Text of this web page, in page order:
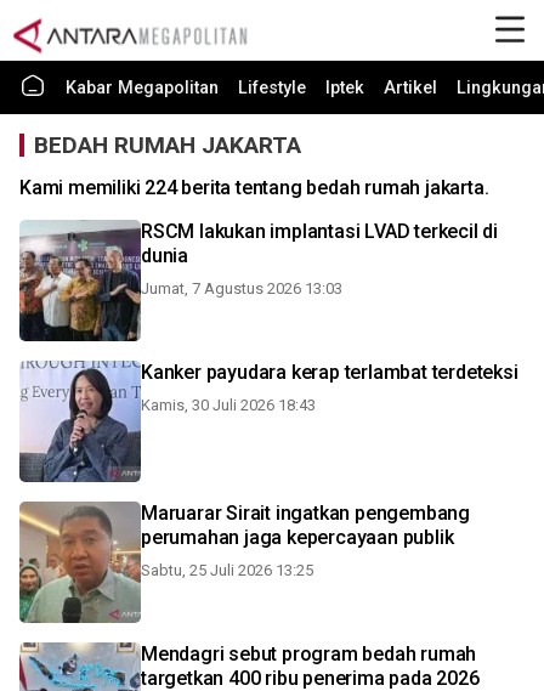
Kabar Megapolitan Lifestyle Iptek Artikel
BEDAH RUMAH JAKARTA
Kami memiliki 224 berita tentang bedah rumah jakarta.
RSCM lakukan implantasi LVAD terkecil di
dunia
Jumat, 7 Agustus 2026 13:03
Kanker payudara kerap terlambat terdeteksi
Kamis, 30 Juli 2026 18:43
Maruarar Sirait ingatkan pengembang
perumahan jaga kepercayaan publik
Sabtu, 25 Juli 2026 13:25
Mendagri sebut program bedah rumah
targetkan 400 ribu penerima pada 2026